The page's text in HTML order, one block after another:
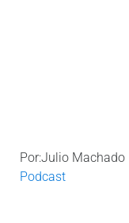
Por:Julio Machado
Podcast